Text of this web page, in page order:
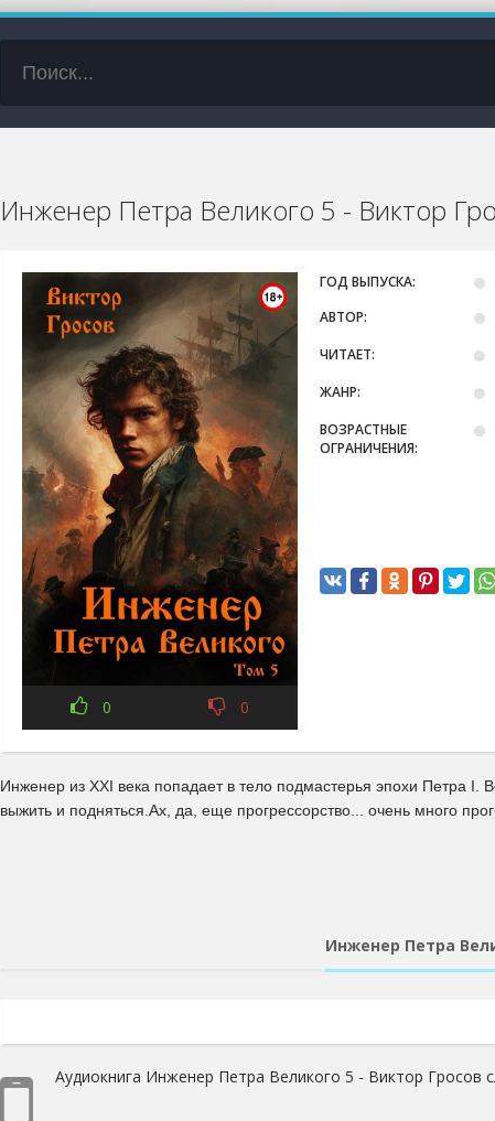
Инженер Петра Великого 5 - Виктор
0 0
ГОД ВЫПУСКА:
АВТОР:
ЧИТАЕТ:
ЖАНР:
ВОЗРАСТНЫЕ
ОГРАНИЧЕНИЯ:
Инженер из XXI века попадает в тело подмастерья эпохи Петра I.
выжить и подняться.Ах, да, еще прогрессорство... очень много
Инженер Петра
Аудиокнига Инженер Петра Великого 5 - Виктор Гросов